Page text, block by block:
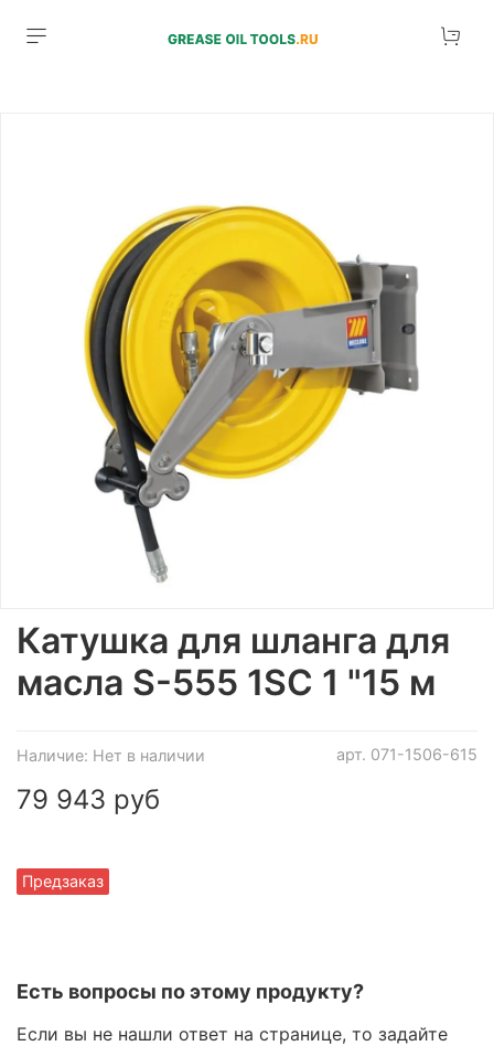
арт. 071-1506-615
Наличие: Нет в наличии
Предзаказ
Катушка для шланга для
масла S-555 1SC 1 "15 м
79 943 руб
Есть вопросы по этому продукту?
Если вы не нашли ответ на странице, то задайте